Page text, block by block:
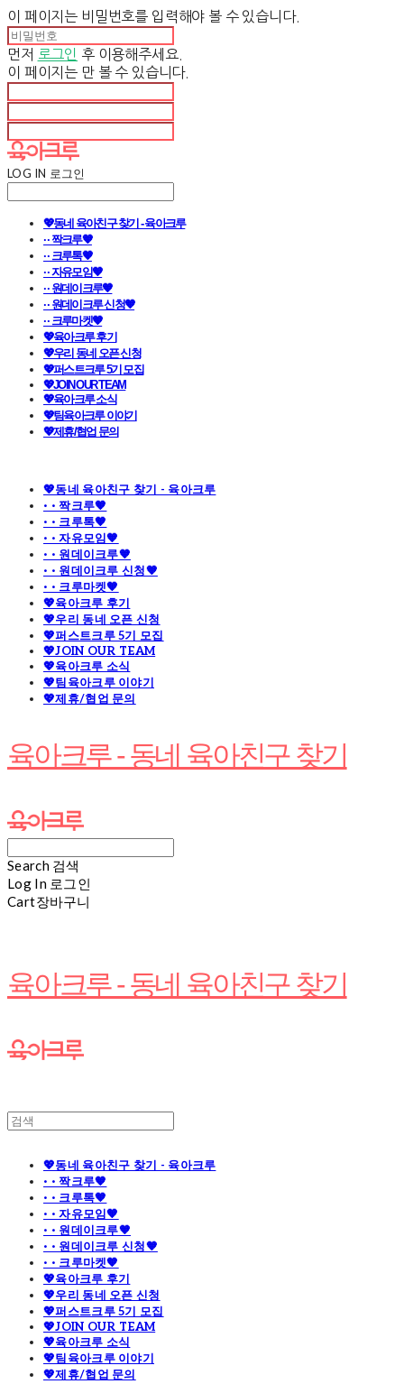
이 페이지는 비밀번호를 입력해야 볼 수 있습니다.
먼저 로그인 후 이용해주세요.
이 페이지는 만 볼 수 있습니다.
LOG IN 로그인
💖동네 육아친구 찾기 - 육아크루
· · 짝크루🧡
· · 크루톡🧡
· · 자유모임🧡
· · 원데이크루🧡
· · 원데이크루 신청🧡
· · 크루마켓🧡
💖육아크루 후기
💖우리 동네 오픈 신청
💖퍼스트크루 5기 모집
💖JOIN OUR TEAM
💖육아크루 소식
💖팀육아크루 이야기
💖제휴/협업 문의
💖동네 육아친구 찾기 - 육아크루
· · 짝크루🧡
· · 크루톡🧡
· · 자유모임🧡
· · 원데이크루🧡
· · 원데이크루 신청🧡
· · 크루마켓🧡
💖육아크루 후기
💖우리 동네 오픈 신청
💖퍼스트크루 5기 모집
💖JOIN OUR TEAM
💖육아크루 소식
💖팀육아크루 이야기
💖제휴/협업 문의
육아크루 - 동네 육아친구 찾기
Search 검색
Log In 로그인
Cart장바구니
육아크루 - 동네 육아친구 찾기
💖동네 육아친구 찾기 - 육아크루
· · 짝크루🧡
· · 크루톡🧡
· · 자유모임🧡
· · 원데이크루🧡
· · 원데이크루 신청🧡
· · 크루마켓🧡
💖육아크루 후기
💖우리 동네 오픈 신청
💖퍼스트크루 5기 모집
💖JOIN OUR TEAM
💖육아크루 소식
💖팀육아크루 이야기
💖제휴/협업 문의